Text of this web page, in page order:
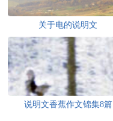
关于电的说明文
说明文香蕉作文锦集8篇